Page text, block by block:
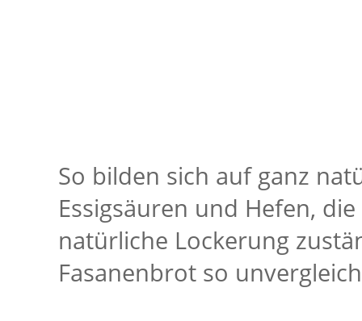
So bilden sich auf ganz
Essigsäuren und Hefen,
natürliche Lockerung
Fasanenbrot so